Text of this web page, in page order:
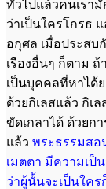
ทั่วไปแล้วคนเรา
ว่าเป็นใครโกรธ
อกุศล เมื่อประสบ
เรืองอื่นๆ ก็ตาม
เป็นบุคคลที่หาได้
ด้วยกิเลสแล้ว กิเ
ขัดเกลาได้ ด้วยก
แล้ว พระธรรมสอ
เมตตา มีความเป็
ว่าผู้นั้นจะเป็นใคร